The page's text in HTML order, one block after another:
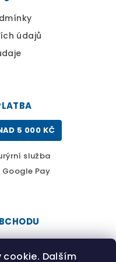
Dalším
údajů
5 000 KČ
služba
Google Pay